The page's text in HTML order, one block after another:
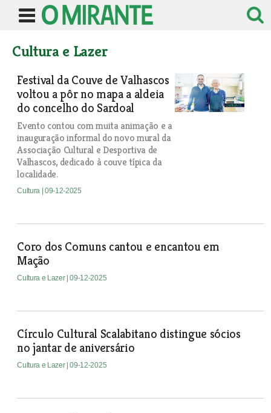
Cultura e Lazer
Festival da Couve de Valhascos
voltou a pôr no mapa a aldeia
do concelho do Sardoal
Evento contou com muita animação e a
inauguração informal do novo mural da
Associação Cultural e Desportiva de
Valhascos, dedicado à couve típica da
localidade.
Cultura | 09-12-2025
Coro dos Comuns cantou e encantou em
Mação
Cultura e Lazer | 09-12-2025
Círculo Cultural Scalabitano distingue sócios
no jantar de aniversário
Cultura e Lazer | 09-12-2025